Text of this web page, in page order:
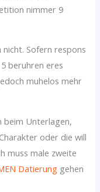
nimmer 9
Sofern respons
beruhren eres
muhelos mehr
beim Unterlagen,
oder die will
muss male zweite
Datierung gehen